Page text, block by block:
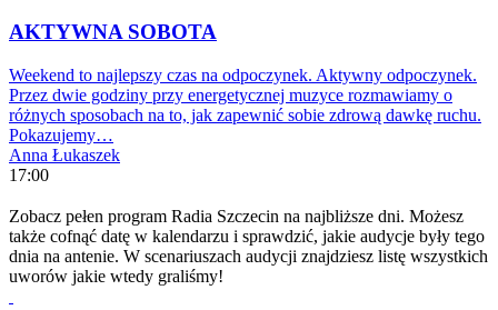
AKTYWNA SOBOTA
Weekend to najlepszy czas na odpoczynek. Aktywny odpoczynek.
Przez dwie godziny przy energetycznej muzyce rozmawiamy o
różnych sposobach na to, jak zapewnić sobie zdrową dawkę ruchu.
Pokazujemy…
Anna Łukaszek
17:00
Zobacz pełen program Radia Szczecin na najbliższe dni. Możesz
także cofnąć datę w kalendarzu i sprawdzić, jakie audycje były tego
dnia na antenie. W scenariuszach audycji znajdziesz listę wszystkich
uworów jakie wtedy graliśmy!